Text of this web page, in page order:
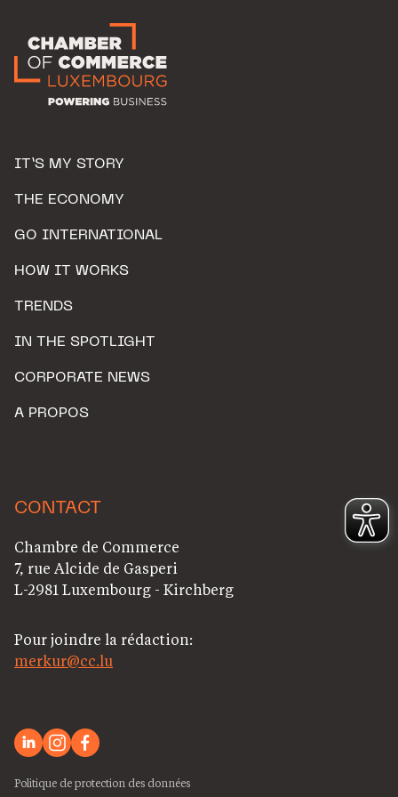
IT’S MY STORY
THE ECONOMY
GO INTERNATIONAL
HOW IT WORKS
TRENDS
IN THE SPOTLIGHT
CORPORATE NEWS
A PROPOS
CONTACT
Chambre de Commerce
7, rue Alcide de Gasperi
L-2981 Luxembourg - Kirchberg
Pour joindre la rédaction:
merkur@cc.lu
Politique de protection des données